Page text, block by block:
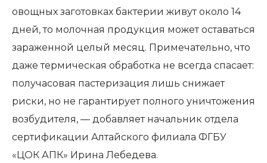
овощных заготовках бактерии живут около 14
дней, то молочная продукция может оставаться
зараженной целый месяц. Примечательно, что
даже термическая обработка не всегда спасает:
получасовая пастеризация лишь снижает
риски, но не гарантирует полного уничтожения
возбудителя, — добавляет начальник отдела
сертификации Алтайского филиала ФГБУ
«ЦОК АПК» Ирина Лебедева.